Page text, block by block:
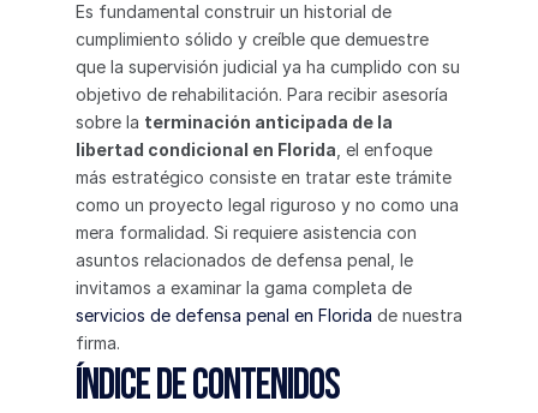
Es fundamental construir un historial de
cumplimiento sólido y creíble que demuestre
que la supervisión judicial ya ha cumplido con su
objetivo de rehabilitación. Para recibir asesoría
sobre la terminación anticipada de la
libertad condicional en Florida , el enfoque
más estratégico consiste en tratar este trámite
como un proyecto legal riguroso y no como una
mera formalidad. Si requiere asistencia con
asuntos relacionados de defensa penal, le
invitamos a examinar la gama completa de
servicios de defensa penal en Florida de nuestra
firma.
Índice de Contenidos